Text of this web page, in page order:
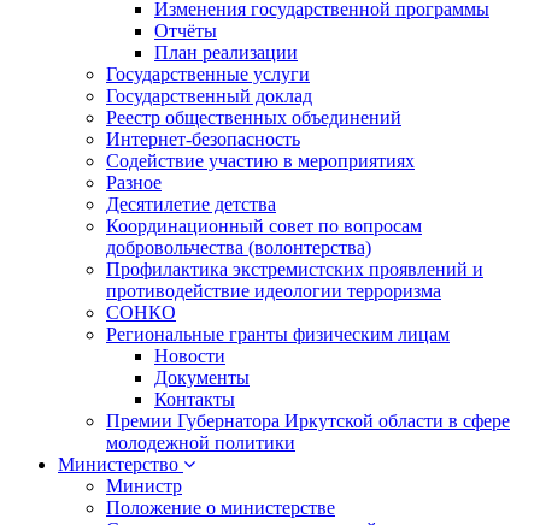
Изменения государственной программы
Отчёты
План реализации
Государственные услуги
Государственный доклад
Реестр общественных объединений
Интернет-безопасность
Содействие участию в мероприятиях
Разное
Десятилетие детства
Координационный совет по вопросам
добровольчества (волонтерства)
Профилактика экстремистских проявлений и
противодействие идеологии терроризма
СОНКО
Региональные гранты физическим лицам
Новости
Документы
Контакты
Премии Губернатора Иркутской области в сфере
молодежной политики
Министерство
Министр
Положение о министерстве